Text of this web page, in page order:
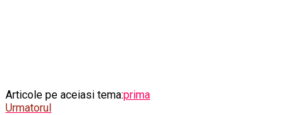
Articole pe aceiasi tema:prima
Urmatorul